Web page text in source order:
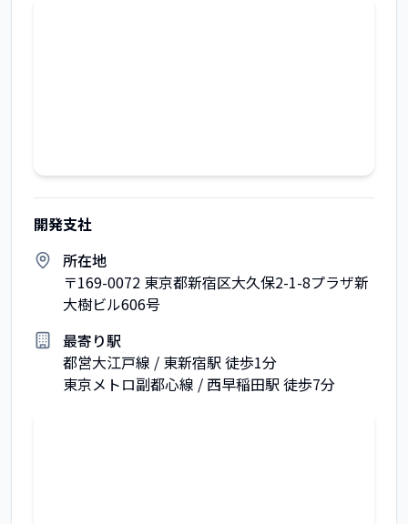
開発支社
所在地
〒169-0072 東京都新宿区大久保2-1-8プラザ新
大樹ビル606号
最寄り駅
都営大江戸線 / 東新宿駅 徒歩1分
東京メトロ副都心線 / 西早稲田駅 徒歩7分